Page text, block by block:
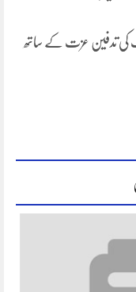
کی تدفین عزت کے ساتھ